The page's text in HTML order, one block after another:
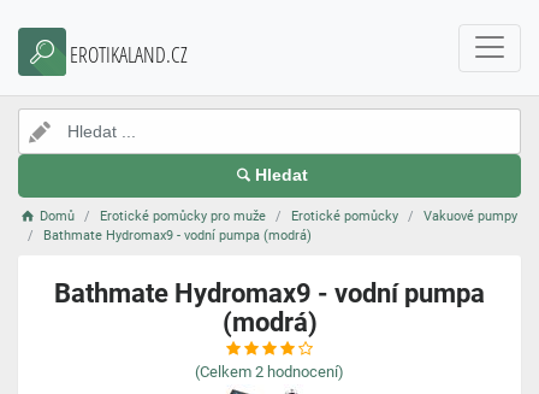
EROTIKALAND.CZ
Hledat
Domů Erotické pomůcky pro muže Erotické pomůcky
Vakuové pumpy
Bathmate Hydromax9 - vodní pumpa (modrá)
Bathmate Hydromax9 - vodní pumpa
(modrá)
(Celkem 2 hodnocení)